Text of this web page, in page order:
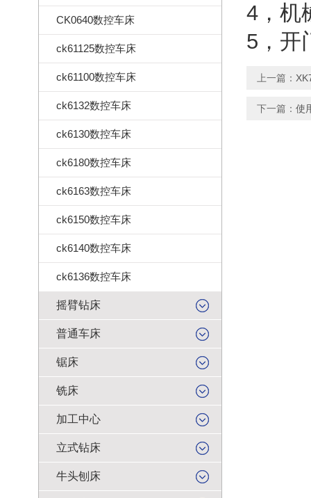
CK0640数控车床
ck61125数控车床
ck61100数控车床
ck6132数控车床
ck6130数控车床
ck6180数控车床
ck6163数控车床
ck6150数控车床
ck6140数控车床
ck6136数控车床
摇臂钻床
普通车床
锯床
铣床
加工中心
立式钻床
牛头刨床
4，机
5，开
上一篇：
下一篇： 使